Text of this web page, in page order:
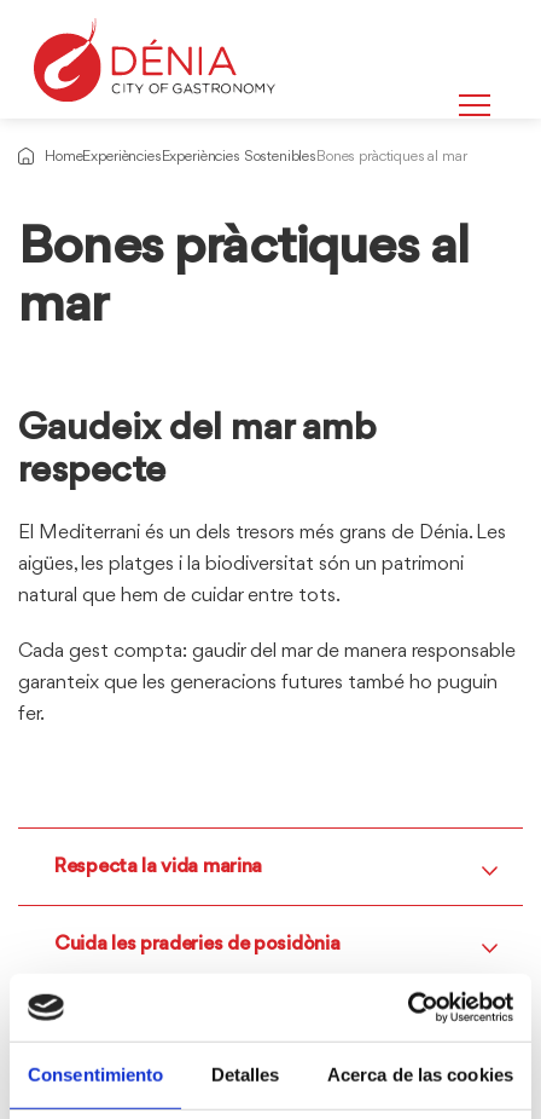
Consentimiento Detalles Acerca de las cookies
HomeExperiències Experiències Sostenibles Bones pràctiques al mar
Bones pràctiques al
mar
Informació
sobre
Gaudeix del mar amb
respecte
El Mediterrani és un dels tresors més grans de Dénia. Les
aigües, les platges i la biodiversitat són un patrimoni
natural que hem de cuidar entre tots.
Cada gest compta: gaudir del mar de manera responsable
garanteix que les generacions futures també ho puguin
fer.
Respecta la vida marina
Cuida les praderies de posidònia
Navega de manera responsable